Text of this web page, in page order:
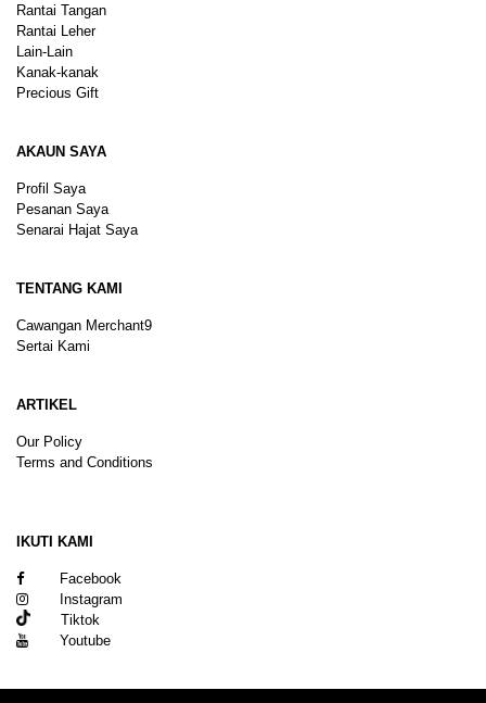
Rantai Tangan
Rantai Leher
Lain-Lain
Kanak-kanak
Precious Gift
AKAUN SAYA
Profil Saya
Pesanan Saya
Senarai Hajat Saya
TENTANG KAMI
Cawangan Merchant9
Sertai Kami
ARTIKEL
Our Policy
Terms and Conditions
IKUTI KAMI
Facebook
Instagram
Tiktok
Youtube